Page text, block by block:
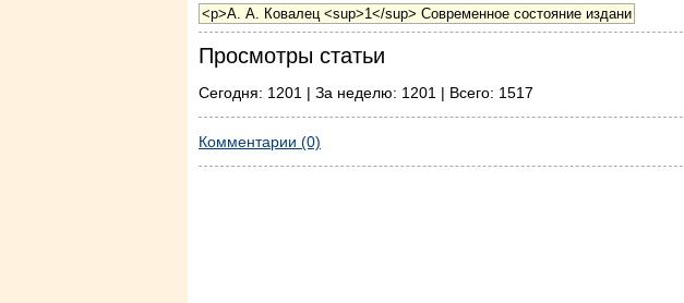
Просмотры статьи
Сегодня: 1201 | За неделю: 1201 | Всего: 1517
Комментарии (0)